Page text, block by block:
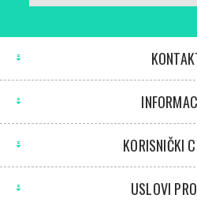
KORISNIČKI
USLOVI